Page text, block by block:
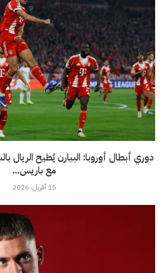
دوري أبطال أوروبا: البيارن يُطيح الريال
مع باريس...
15 أفريل، 2026